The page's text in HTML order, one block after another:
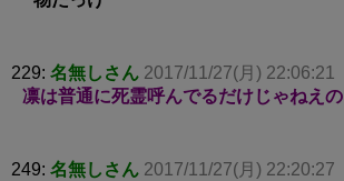
229: 名無しさん 2017/11/27(月) 22:06:21
凛は普通に死霊呼んでるだけじゃねえの
249: 名無しさん 2017/11/27(月) 22:20:27